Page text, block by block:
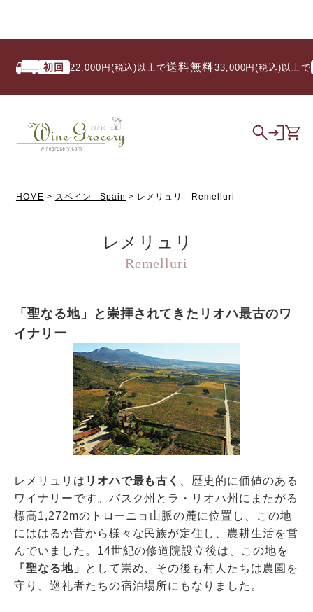
初回 22,000円(税込)以上で送料無料/ 33,000円(税込)以上で い
HOME スペイン Spain レメリュリ Remelluri
レメリュリ
Remelluri
「聖なる地」と崇拝されてきたリオハ最古のワ
イナリー
レメリュリは リオハで最も古く
、歴史的に価値のある
ワイナリーです。バスク州とラ・リオハ州にまたがる
標高1,272mのトローニョ山脈の麓に位置し、この地
にははるか昔から様々な民族が定住し、農耕生活を営
んでいました。14世紀の修道院設立後は、この地を
「聖なる地」
として崇め、その後も村人たちは農園を
守り、巡礼者たちの宿泊場所にもなりました。